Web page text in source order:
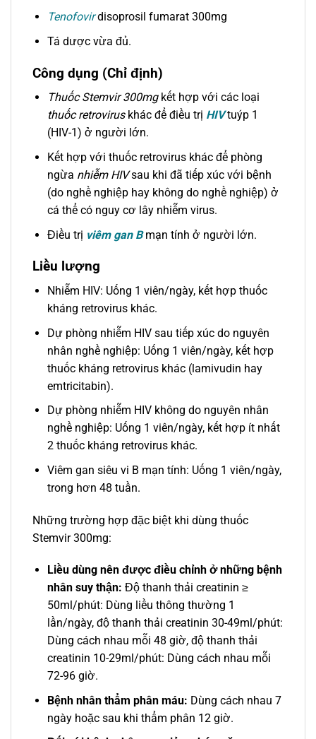
Tenofovirdisoprosil fumarat 300mg
Tá dược vừa đủ.
Công dụng (Chỉ định)
Thuốc Stemvir 300mgkết hợp với các loại
thuốc retroviruskhác để điều trị HIVtuýp 1
(HIV-1) ở người lớn.
Kết hợp với thuốc retrovirus khác để phòng
ngừa nhiễm HIVsau khi đã tiếp xúc với bệnh
(do nghề nghiệp hay không do nghề nghiệp) ở
cá thể có nguy cơ lây nhiễm virus.
Điều trị viêm gan Bmạn tính ở người lớn.
Liều lượng
Nhiễm HIV: Uống 1 viên/ngày, kết hợp thuốc
kháng retrovirus khác.
Dự phòng nhiễm HIV sau tiếp xúc do nguyên
nhân nghề nghiệp: Uống 1 viên/ngày, kết hợp
thuốc kháng retrovirus khác (lamivudin hay
emtricitabin).
Dự phòng nhiễm HIV không do nguyên nhân
nghề nghiệp: Uống 1 viên/ngày, kết hợp ít nhất
2 thuốc kháng retrovirus khác.
Viêm gan siêu vi B mạn tính: Uống 1 viên/ngày,
trong hơn 48 tuần.
Những trường hợp đặc biệt khi dùng thuốc
Stemvir 300mg:
Liều dùng nên được điều chỉnh ở những bệnh
nhân suy thận: Độ thanh thải creatinin ≥
50ml/phút: Dùng liều thông thường 1
lần/ngày, độ thanh thải creatinin 30-49ml/phút:
Dùng cách nhau mỗi 48 giờ, độ thanh thải
creatinin 10-29ml/phút: Dùng cách nhau mỗi
72-96 giờ.
Bệnh nhân thẩm phân máu: Dùng cách nhau 7
ngày hoặc sau khi thẩm phân 12 giờ.